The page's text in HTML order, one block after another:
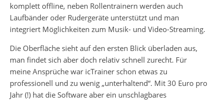
komplett offline, neben Rollentrainern werden auch
Laufbänder oder Rudergeräte unterstützt und man
integriert Möglichkeiten zum Musik- und Video-Streaming.
Die Oberfläche sieht auf den ersten Blick überladen aus,
man findet sich aber doch relativ schnell zurecht. Für
meine Ansprüche war icTrainer schon etwas zu
professionell und zu wenig „unterhaltend“. Mit 30 Euro pro
Jahr (!) hat die Software aber ein unschlagbares